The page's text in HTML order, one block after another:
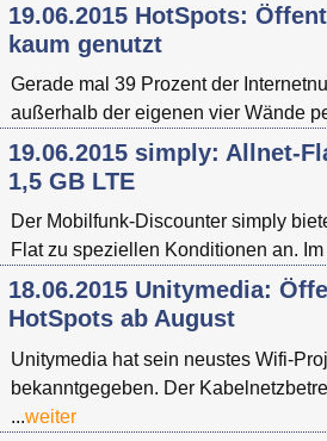
19.06.2015 HotSpots:
kaum genutzt
Gerade mal 39 Prozent der
außerhalb der eigenen vier Wände
19.06.2015 simply: Allnet-
1,5 GB LTE
Der Mobilfunk-Discounter simply
Flat zu speziellen Konditionen an. Im
18.06.2015 Unitymedia:
HotSpots ab August
Unitymedia hat sein neustes Wifi-
bekanntgegeben. Der
...weiter